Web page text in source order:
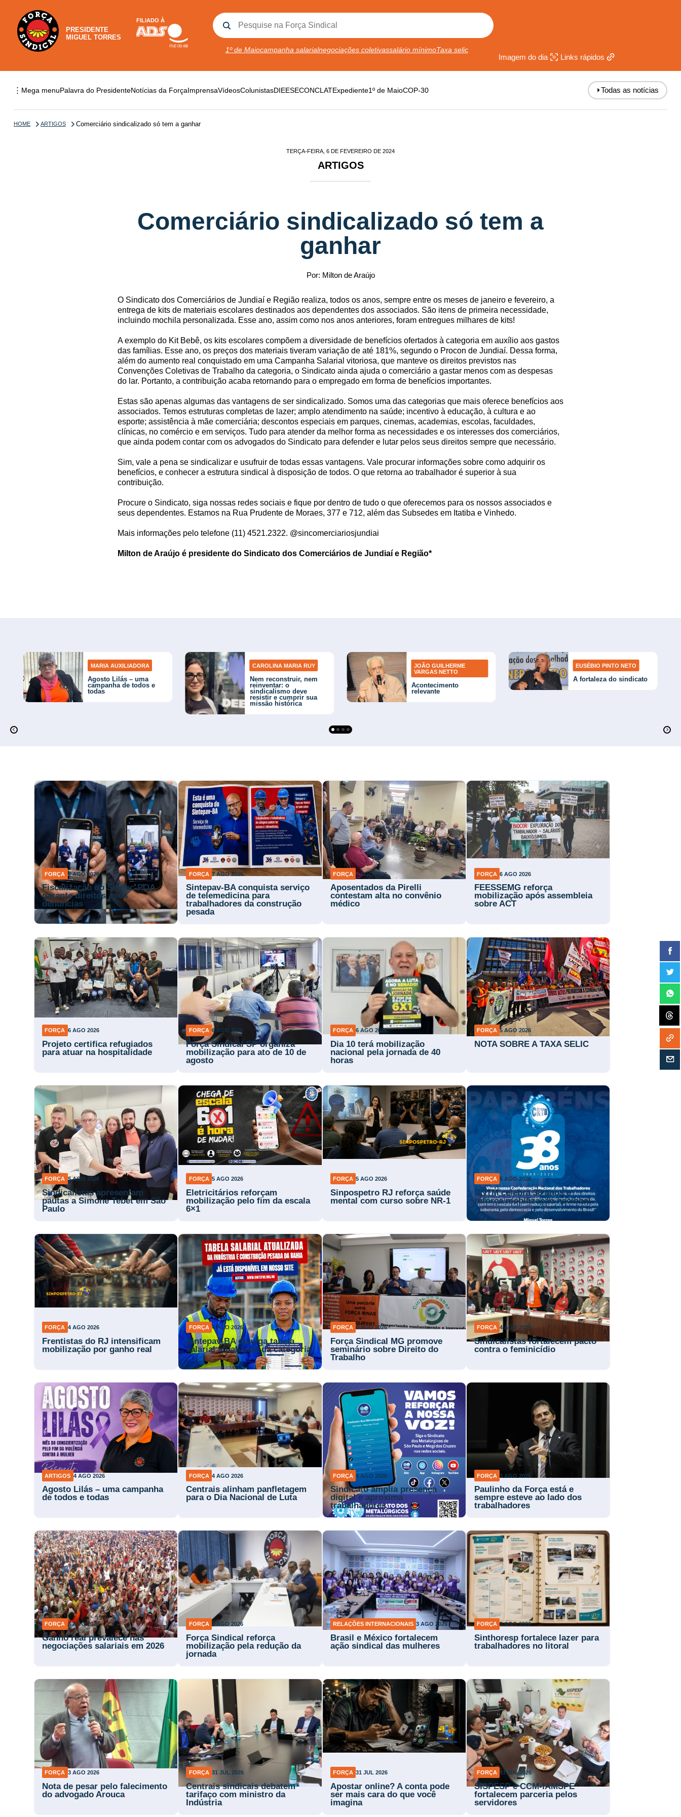
PRESIDENTE
MIGUEL TORRES
FILIADO À
1º de Maiocampanha salarialnegociações coletivassalário mínimoTaxa selic
Imagem do dia Links rápidos
⋮ Mega menuPalavra do PresidenteNotícias da ForçaImprensaVídeosColunistasDIEESECONCLATExpediente1º de MaioCOP-30 ⏵Todas as notícias
HOME ARTIGOS Comerciário sindicalizado só tem a ganhar
TERÇA-FEIRA, 6 DE FEVEREIRO DE 2024
ARTIGOS
Comerciário sindicalizado só tem a
ganhar
Por: Milton de Araújo
O Sindicato dos Comerciários de Jundiaí e Região realiza, todos os anos, sempre entre os meses de janeiro e fevereiro, a
entrega de kits de materiais escolares destinados aos dependentes dos associados. São itens de primeira necessidade,
incluindo mochila personalizada. Esse ano, assim como nos anos anteriores, foram entregues milhares de kits!
A exemplo do Kit Bebê, os kits escolares compõem a diversidade de benefícios ofertados à categoria em auxílio aos gastos
das famílias. Esse ano, os preços dos materiais tiveram variação de até 181%, segundo o Procon de Jundiaí. Dessa forma,
além do aumento real conquistado em uma Campanha Salarial vitoriosa, que manteve os direitos previstos nas
Convenções Coletivas de Trabalho da categoria, o Sindicato ainda ajuda o comerciário a gastar menos com as despesas
do lar. Portanto, a contribuição acaba retornando para o empregado em forma de benefícios importantes.
Estas são apenas algumas das vantagens de ser sindicalizado. Somos uma das categorias que mais oferece benefícios aos
associados. Temos estruturas completas de lazer; amplo atendimento na saúde; incentivo à educação, à cultura e ao
esporte; assistência à mãe comerciária; descontos especiais em parques, cinemas, academias, escolas, faculdades,
clínicas, no comércio e em serviços. Tudo para atender da melhor forma as necessidades e os interesses dos comerciários,
que ainda podem contar com os advogados do Sindicato para defender e lutar pelos seus direitos sempre que necessário.
Sim, vale a pena se sindicalizar e usufruir de todas essas vantagens. Vale procurar informações sobre como adquirir os
benefícios, e conhecer a estrutura sindical à disposição de todos. O que retorna ao trabalhador é superior à sua
contribuição.
Procure o Sindicato, siga nossas redes sociais e fique por dentro de tudo o que oferecemos para os nossos associados e
seus dependentes. Estamos na Rua Prudente de Moraes, 377 e 712, além das Subsedes em Itatiba e Vinhedo.
Mais informações pelo telefone (11) 4521.2322. @sincomerciariosjundiai
Milton de Araújo é presidente do Sindicato dos Comerciários de Jundiaí e Região*
MARIA AUXILIADORA
Agosto Lilás – uma
campanha de todos e
todas
CAROLINA MARIA RUY
Nem reconstruir, nem
reinventar: o
sindicalismo deve
resistir e cumprir sua
missão histórica
JOÃO GUILHERME
VARGAS NETTO
Acontecimento
relevante
EUSÉBIO PINTO NETO
A fortaleza do sindicato
FORÇA 7 AGO 2026
Fiscalização do Sindec-POA
garante direitos após
denúncias
FORÇA 7 AGO 2026
Sintepav-BA conquista serviço
de telemedicina para
trabalhadores da construção
pesada
FORÇA 7 AGO 2026
Aposentados da Pirelli
contestam alta no convênio
médico
FORÇA 6 AGO 2026
FEESSEMG reforça
mobilização após assembleia
sobre ACT
FORÇA 6 AGO 2026
Projeto certifica refugiados
para atuar na hospitalidade
FORÇA 6 AGO 2026
Força Sindical SP organiza
mobilização para ato de 10 de
agosto
FORÇA 6 AGO 2026
Dia 10 terá mobilização
nacional pela jornada de 40
horas
FORÇA 5 AGO 2026
NOTA SOBRE A TAXA SELIC
FORÇA 5 AGO 2026
Sindicalistas apresentam
pautas a Simone Tebet em São
Paulo
FORÇA 5 AGO 2026
Eletricitários reforçam
mobilização pelo fim da escala
6×1
FORÇA 5 AGO 2026
Sinpospetro RJ reforça saúde
mental com curso sobre NR-1
FORÇA 5 AGO 2026
CNTM celebra 38 anos e
reforça mobilização nacional
FORÇA 4 AGO 2026
Frentistas do RJ intensificam
mobilização por ganho real
FORÇA 4 AGO 2026
Sintepav-BA divulga tabela
salarial atualizada da categoria
FORÇA 4 AGO 2026
Força Sindical MG promove
seminário sobre Direito do
Trabalho
FORÇA 4 AGO 2026
Sindicalistas fortalecem pacto
contra o feminicídio
ARTIGOS 4 AGO 2026
Agosto Lilás – uma campanha
de todos e todas
FORÇA 4 AGO 2026
Centrais alinham panfletagem
para o Dia Nacional de Luta
FORÇA 4 AGO 2026
Sindicato amplia presença
digital e aproxima
trabalhadores
FORÇA 3 AGO 2026
Paulinho da Força está e
sempre esteve ao lado dos
trabalhadores
FORÇA 3 AGO 2026
Ganho real prevalece nas
negociações salariais em 2026
FORÇA 3 AGO 2026
Força Sindical reforça
mobilização pela redução da
jornada
RELAÇÕES INTERNACIONAIS 3 AGO 2026
Brasil e México fortalecem
ação sindical das mulheres
FORÇA 3 AGO 2026
Sinthoresp fortalece lazer para
trabalhadores no litoral
FORÇA 3 AGO 2026
Nota de pesar pelo falecimento
do advogado Arouca
FORÇA 31 JUL 2026
Centrais sindicais debatem
tarifaço com ministro da
Indústria
FORÇA 31 JUL 2026
Apostar online? A conta pode
ser mais cara do que você
imagina
FORÇA 31 JUL 2026
SISPESP e CCM-IAMSPE
fortalecem parceria pelos
servidores